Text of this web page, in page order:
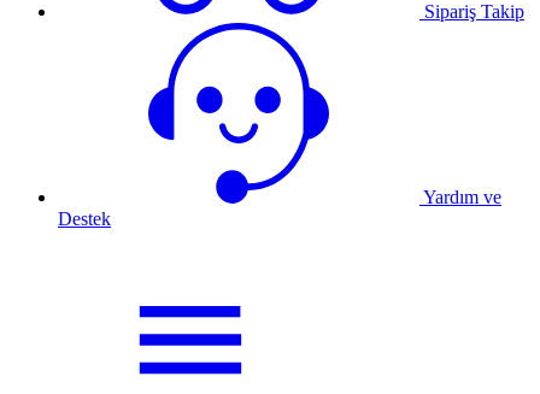
Sipariş Takip
Yardım ve
Destek